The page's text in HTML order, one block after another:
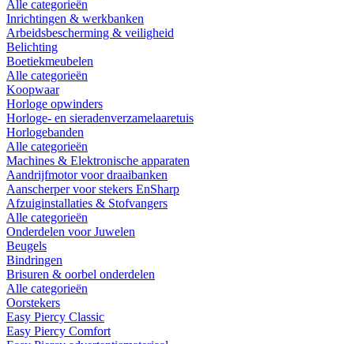
Alle categorieën
Inrichtingen & werkbanken
Arbeidsbescherming & veiligheid
Belichting
Boetiekmeubelen
Alle categorieën
Koopwaar
Horloge opwinders
Horloge- en sieradenverzamelaaretuis
Horlogebanden
Alle categorieën
Machines & Elektronische apparaten
Aandrijfmotor voor draaibanken
Aanscherper voor stekers EnSharp
Afzuiginstallaties & Stofvangers
Alle categorieën
Onderdelen voor Juwelen
Beugels
Bindringen
Brisuren & oorbel onderdelen
Alle categorieën
Oorstekers
Easy Piercy Classic
Easy Piercy Comfort